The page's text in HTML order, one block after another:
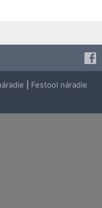
Festool náradie